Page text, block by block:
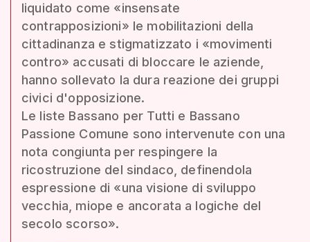
liquidato come «insensate
contrapposizioni» le mobilitazioni della
cittadinanza e stigmatizzato i «movimenti
contro» accusati di bloccare le aziende,
hanno sollevato la dura reazione dei gruppi
civici d'opposizione.
Le liste Bassano per Tutti e Bassano
Passione Comune sono intervenute con una
nota congiunta per respingere la
ricostruzione del sindaco, definendola
espressione di «una visione di sviluppo
vecchia, miope e ancorata a logiche del
secolo scorso».